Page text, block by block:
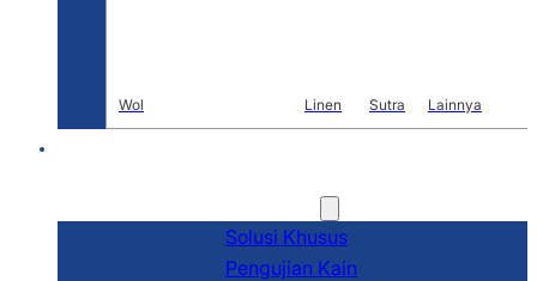
Wol Linen Sutra Lainnya
Solusi Khusus
Pengujian Kain